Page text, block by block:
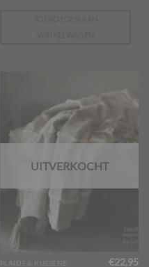
UITVERKOCHT
PLAIDS & KUSSENS €22,95